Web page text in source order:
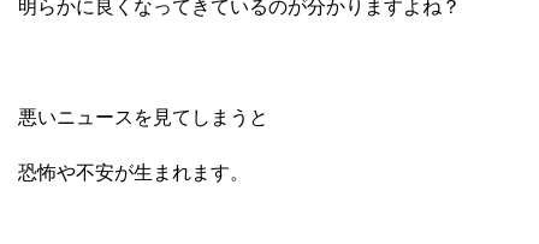
明らかに良くなってきているのが分かりますよね？
悪いニュースを見てしまうと
恐怖や不安が生まれます。